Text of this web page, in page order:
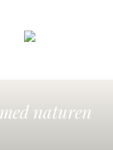
naturen